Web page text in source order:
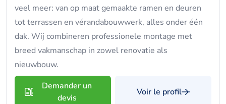
veel meer: van op maat gemaakte ramen en deuren
tot terrassen en vérandabouwwerk, alles onder één
dak. Wij combineren professionele montage met
breed vakmanschap in zowel renovatie als
nieuwbouw.
Demander un
devis
Voir le profil